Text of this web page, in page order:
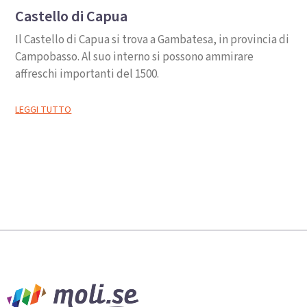
Castello di Capua
Il Castello di Capua si trova a Gambatesa, in provincia di
Campobasso. Al suo interno si possono ammirare
affreschi importanti del 1500.
LEGGI TUTTO